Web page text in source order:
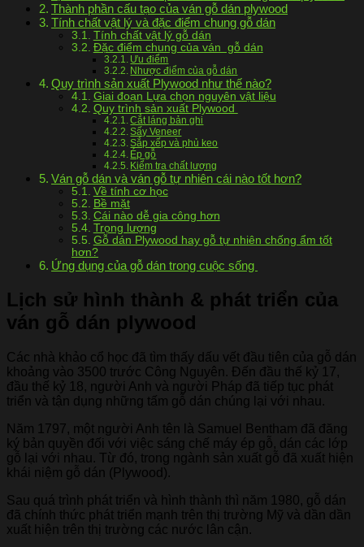
Thành phần cấu tạo của ván gỗ dán plywood
Tính chất vật lý và đặc điểm chung gỗ dán
Tính chất vật lý gỗ dán
Đặc điểm chung của ván gỗ dán
Ưu điểm
Nhược điểm của gỗ dán
Quy trình sản xuất Plywood như thế nào?
Giai đoạn Lựa chọn nguyên vật liệu
Quy trình sản xuất Plywood
Cắt láng bản ghi
Sấy Veneer
Sắp xếp và phủ keo
Ép gỗ
Kiểm tra chất lượng
Ván gỗ dán và ván gỗ tự nhiên cái nào tốt hơn?
Về tính cơ học
Bề mặt
Cái nào dễ gia công hơn
Trọng lượng
Gỗ dán Plywood hay gỗ tự nhiên chống ẩm tốt
hơn?
Ứng dụng của gỗ dán trong cuộc sống
Lịch sử hình thành & phát triển của
ván gỗ dán plywood
Các nhà khảo cổ học đã tìm thấy dấu vết đầu tiên của gỗ dán
khoảng vào 3500 trước Công Nguyên. Đến đầu thế kỷ 17,
đầu thế kỷ 18, người Anh và người Pháp đã tiếp tục phát
triển và tận dụng những tấm gỗ dán chúng lại với nhau.
Năm 1797, một người Anh tên là Samuel Bentham đã đăng
ký bản quyền đối với việc sáng chế máy ép gỗ, dán các lớp
gỗ lại với nhau. Từ đó, trong ngành sản xuất gỗ đã xuất hiện
khái niệm gỗ dán (Plywood).
Sau quá trình phát triển và hình thành thì năm 1980, gỗ dán
đã chính thức phát triển mạnh trên thị trường Mỹ và dần dần
xuất hiện trên thị trường các nước lân cận.